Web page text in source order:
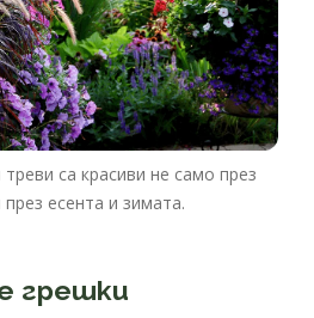
са красиви не само през
есента и зимата.
грешки